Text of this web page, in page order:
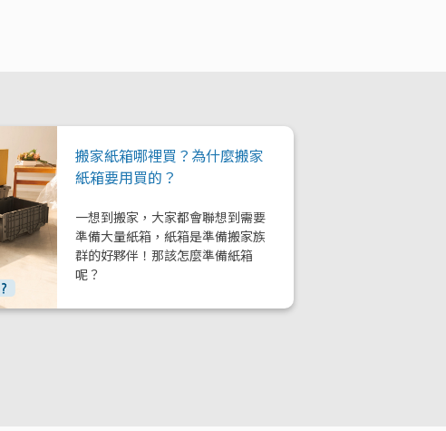
搬家紙箱哪裡買？為什麼搬家
紙箱要用買的？
一想到搬家，大家都會聯想到需要
準備大量紙箱，紙箱是準備搬家族
群的好夥伴！那該怎麼準備紙箱
呢？